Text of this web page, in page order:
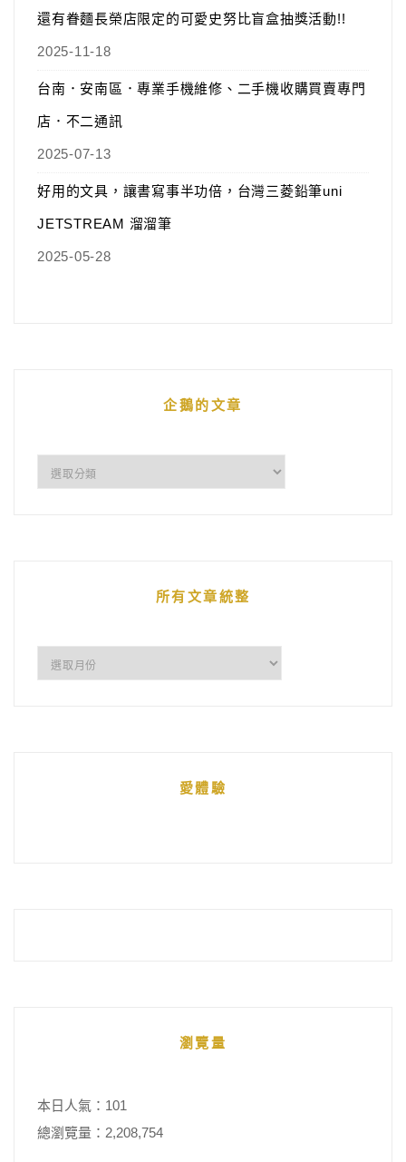
還有眷麵長榮店限定的可愛史努比盲盒抽獎活動!!
2025-11-18
台南．安南區．專業手機維修、二手機收購買賣專門
店．不二通訊
2025-07-13
好用的文具，讓書寫事半功倍，台灣三菱鉛筆uni
JETSTREAM 溜溜筆
2025-05-28
企鵝的文章
所有文章統整
愛體驗
瀏覽量
本日人氣：101
總瀏覽量：2,208,754